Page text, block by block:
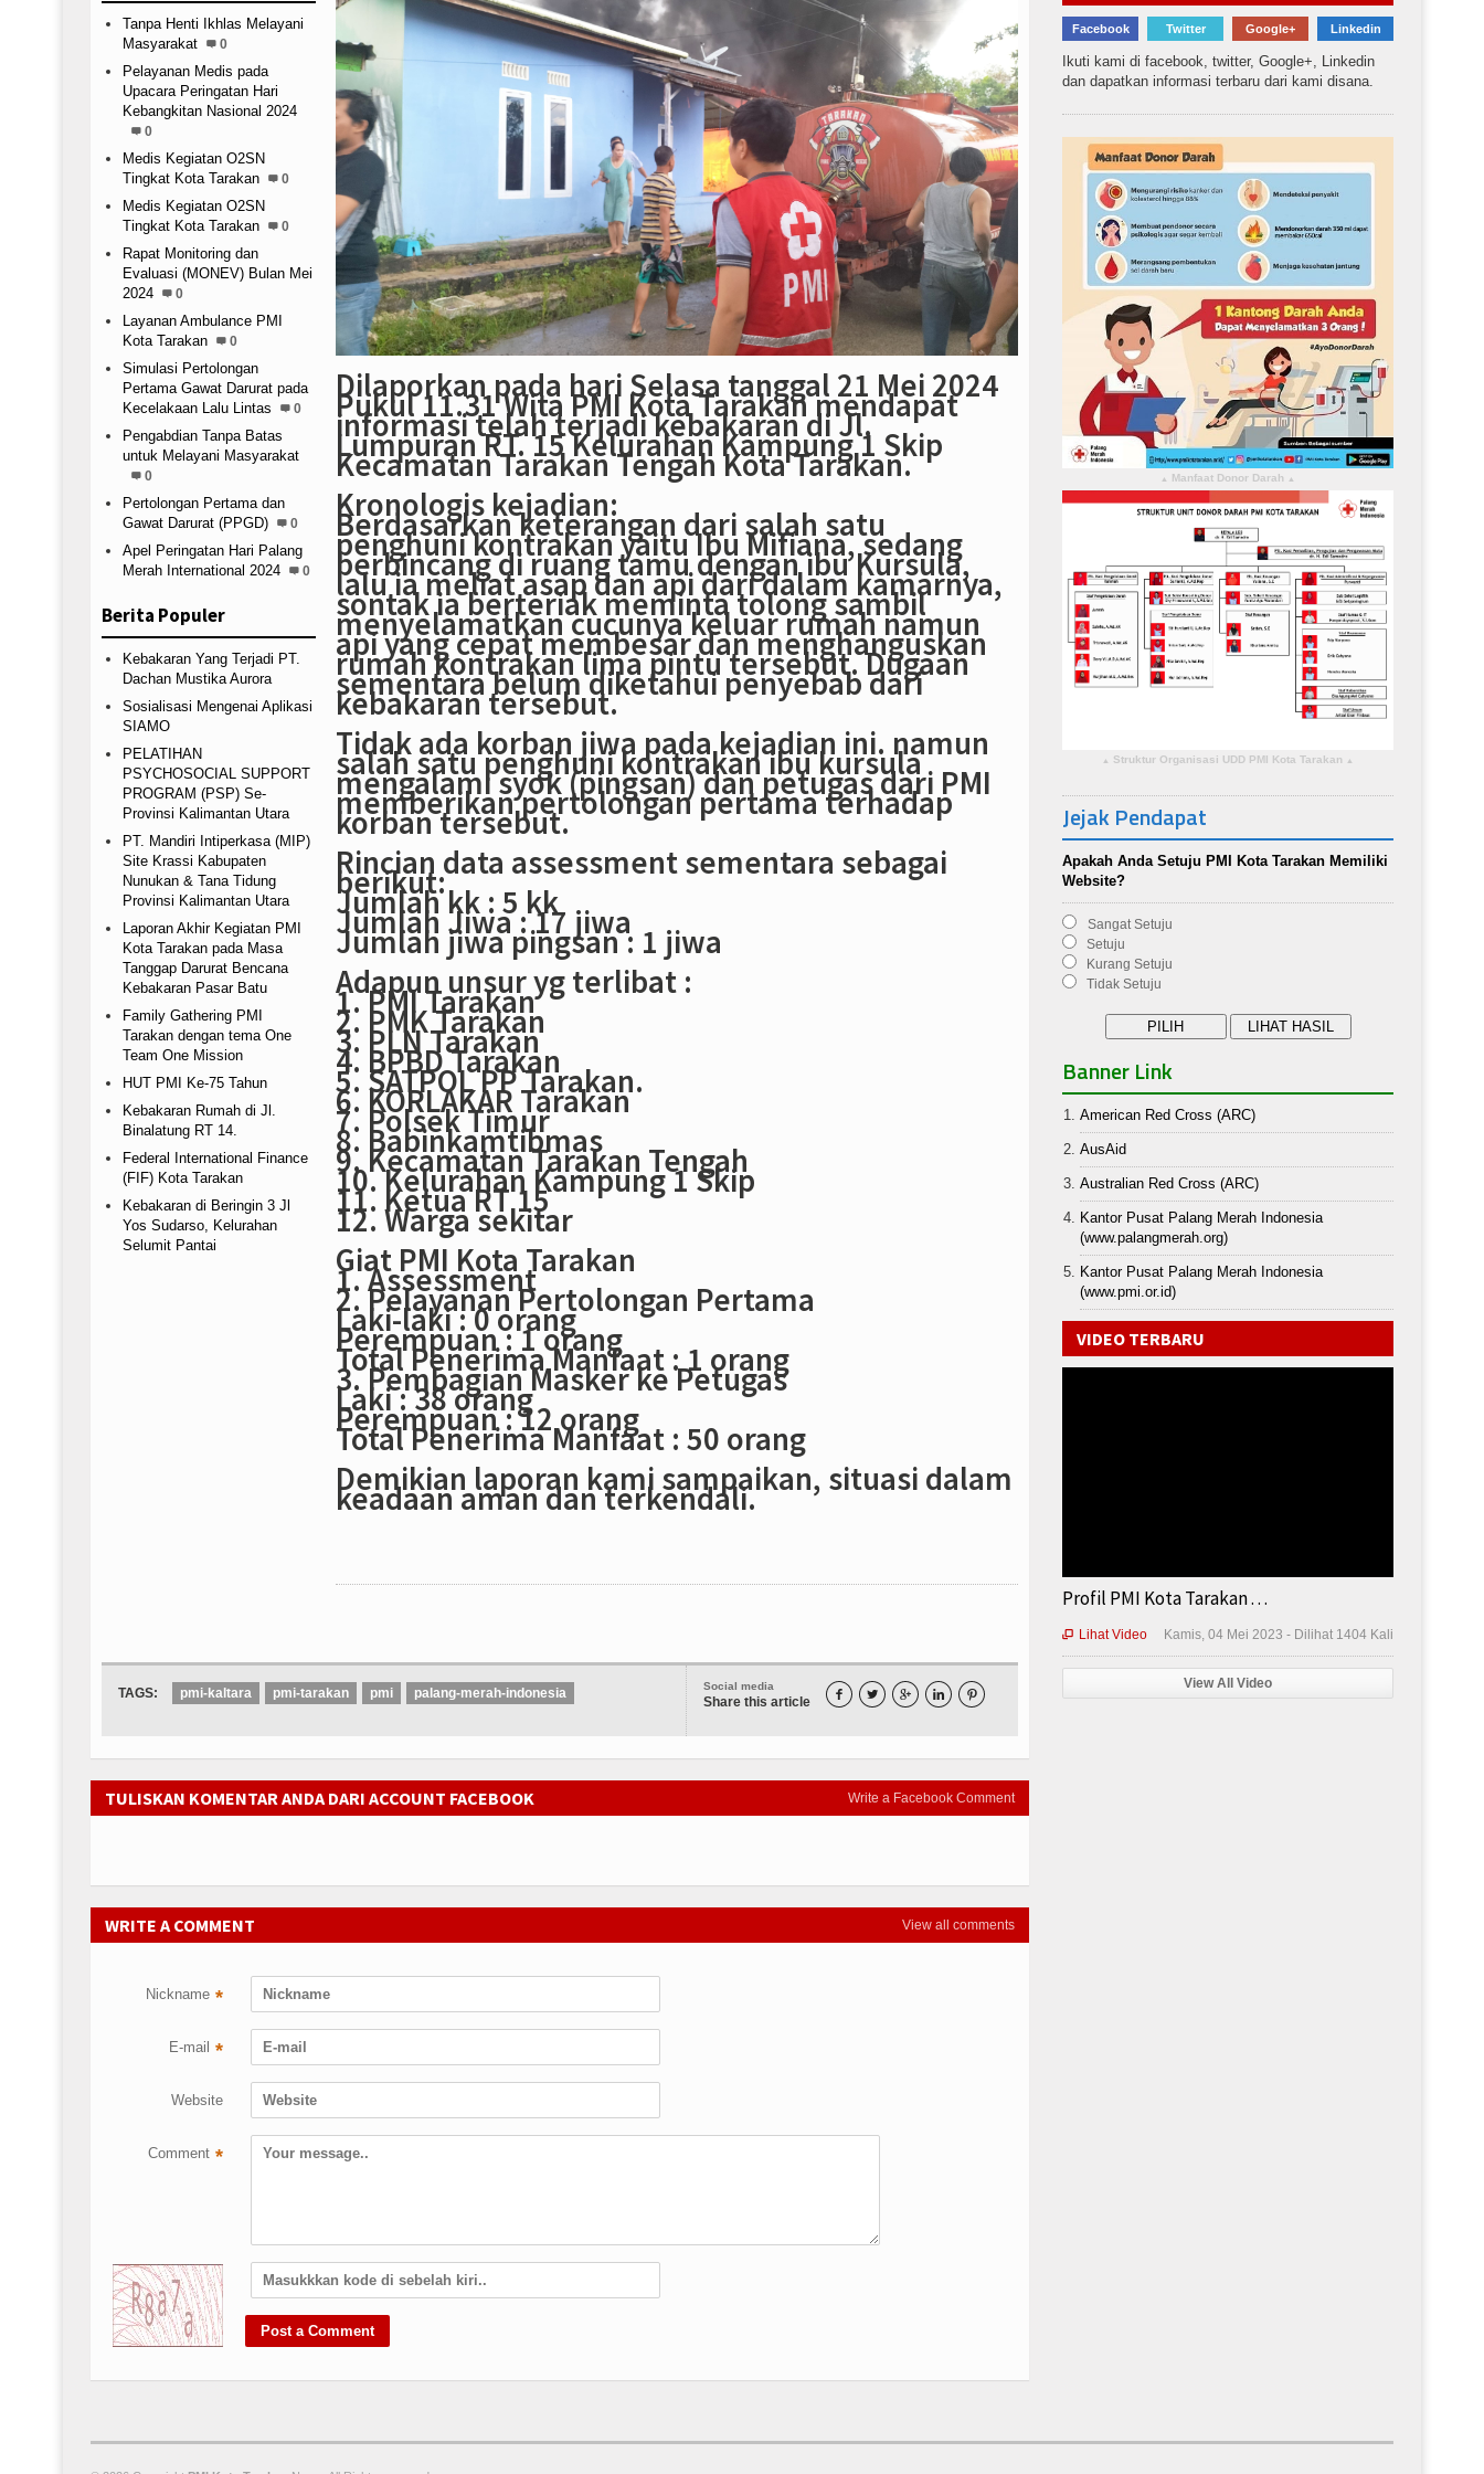
Tanpa Henti Ikhlas Melayani
Masyarakat
0
Pelayanan Medis pada
Upacara Peringatan Hari
Kebangkitan Nasional 2024
0
Medis Kegiatan O2SN
Tingkat Kota Tarakan
0
Medis Kegiatan O2SN
Tingkat Kota Tarakan
0
Rapat Monitoring dan
Evaluasi (MONEV) Bulan Mei
2024
0
Layanan Ambulance PMI
Kota Tarakan
0
Simulasi Pertolongan
Pertama Gawat Darurat pada
Kecelakaan Lalu Lintas
0
Pengabdian Tanpa Batas
untuk Melayani Masyarakat
0
Pertolongan Pertama dan
Gawat Darurat (PPGD)
0
Apel Peringatan Hari Palang
Merah International 2024
0
Berita Populer
Kebakaran Yang Terjadi PT.
Dachan Mustika Aurora
Sosialisasi Mengenai Aplikasi
SIAMO
PELATIHAN
PSYCHOSOCIAL SUPPORT
PROGRAM (PSP) Se-
Provinsi Kalimantan Utara
PT. Mandiri Intiperkasa (MIP)
Site Krassi Kabupaten
Nunukan & Tana Tidung
Provinsi Kalimantan Utara
Laporan Akhir Kegiatan PMI
Kota Tarakan pada Masa
Tanggap Darurat Bencana
Kebakaran Pasar Batu
Family Gathering PMI
Tarakan dengan tema One
Team One Mission
HUT PMI Ke-75 Tahun
Kebakaran Rumah di Jl.
Binalatung RT 14.
Federal International Finance
(FIF) Kota Tarakan
Kebakaran di Beringin 3 Jl
Yos Sudarso, Kelurahan
Selumit Pantai
Dilaporkan pada hari Selasa tanggal 21 Mei 2024
Pukul 11.31 Wita PMI Kota Tarakan mendapat
informasi telah terjadi kebakaran di Jl.
Lumpuran RT. 15 Kelurahan Kampung 1 Skip
Kecamatan Tarakan Tengah Kota Tarakan.
Kronologis kejadian:
Berdasarkan keterangan dari salah satu
penghuni kontrakan yaitu Ibu Mifiana, sedang
berbincang di ruang tamu dengan ibu Kursula,
lalu ia meliat asap dan api dari dalam kamarnya,
sontak ia berteriak meminta tolong sambil
menyelamatkan cucunya keluar rumah namun
api yang cepat membesar dan menghanguskan
rumah kontrakan lima pintu tersebut. Dugaan
sementara belum diketahui penyebab dari
kebakaran tersebut.
Tidak ada korban jiwa pada kejadian ini. namun
salah satu penghuni kontrakan ibu kursula
mengalami syok (pingsan) dan petugas dari PMI
memberikan pertolongan pertama terhadap
korban tersebut.
Rincian data assessment sementara sebagai
berikut:
Jumlah kk : 5 kk
Jumlah Jiwa : 17 jiwa
Jumlah jiwa pingsan : 1 jiwa
Adapun unsur yg terlibat :
1. PMI Tarakan
2. PMK Tarakan
3. PLN Tarakan
4. BPBD Tarakan
5. SATPOL PP Tarakan.
6. KORLAKAR Tarakan
7. Polsek Timur
8. Babinkamtibmas
9. Kecamatan Tarakan Tengah
10. Kelurahan Kampung 1 Skip
11. Ketua RT 15
12. Warga sekitar
Giat PMI Kota Tarakan
1. Assessment
2. Pelayanan Pertolongan Pertama
Laki-laki : 0 orang
Perempuan : 1 orang
Total Penerima Manfaat : 1 orang
3. Pembagian Masker ke Petugas
Laki : 38 orang
Perempuan : 12 orang
Total Penerima Manfaat : 50 orang
Demikian laporan kami sampaikan, situasi dalam
keadaan aman dan terkendali.
Social media
Share this article     
TAGS: pmi-kaltara pmi-tarakan pmi palang-merah-indonesia
Write a Facebook Comment
TULISKAN KOMENTAR ANDA DARI ACCOUNT FACEBOOK
View all comments
WRITE A COMMENT
Nickname *
E-mail *
Website
Comment *
Facebook Twitter Google+ Linkedin
Ikuti kami di facebook, twitter, Google+, Linkedin
dan dapatkan informasi terbaru dari kami disana.
▴ Manfaat Donor Darah ▴
▴ Struktur Organisasi UDD PMI Kota Tarakan ▴
Jejak Pendapat
Apakah Anda Setuju PMI Kota Tarakan Memiliki
Website?
Sangat Setuju
Setuju
Kurang Setuju
Tidak Setuju
Banner Link
American Red Cross (ARC)
AusAid
Australian Red Cross (ARC)
Kantor Pusat Palang Merah Indonesia
(www.palangmerah.org)
Kantor Pusat Palang Merah Indonesia
(www.pmi.or.id)
VIDEO TERBARU
Profil PMI Kota Tarakan . . .
Kamis, 04 Mei 2023 - Dilihat 1404 Kali
 Lihat Video
View All Video